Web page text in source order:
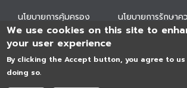
We use cookies on this site to
your user experience
By clicking the Accept button, you agree to us
doing so.
นโยบายการคุ้มครอง
ข้อมูลส่วนบุคคล
นโยบายการรักษาค
มั่นคงปลอดภัย
254296
ครั้ง
0 2